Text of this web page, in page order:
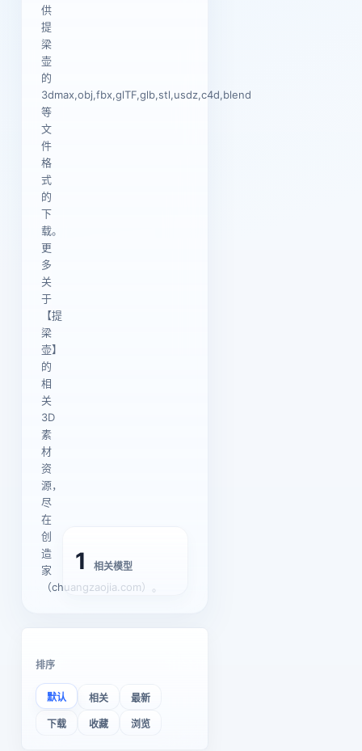
供
提
梁
壶
的
3dmax,obj,fbx,glTF,glb,stl,usdz,c4d,blend
等
文
件
格
式
的
下
载。
更
多
关
于
【提
梁
壶】
的
相
关
3D
素
材
资
源，
尽
在
创
造
家
（chuangzaojia.com）。
1 相关模型
排序
默认 相关 最新
下载 收藏 浏览